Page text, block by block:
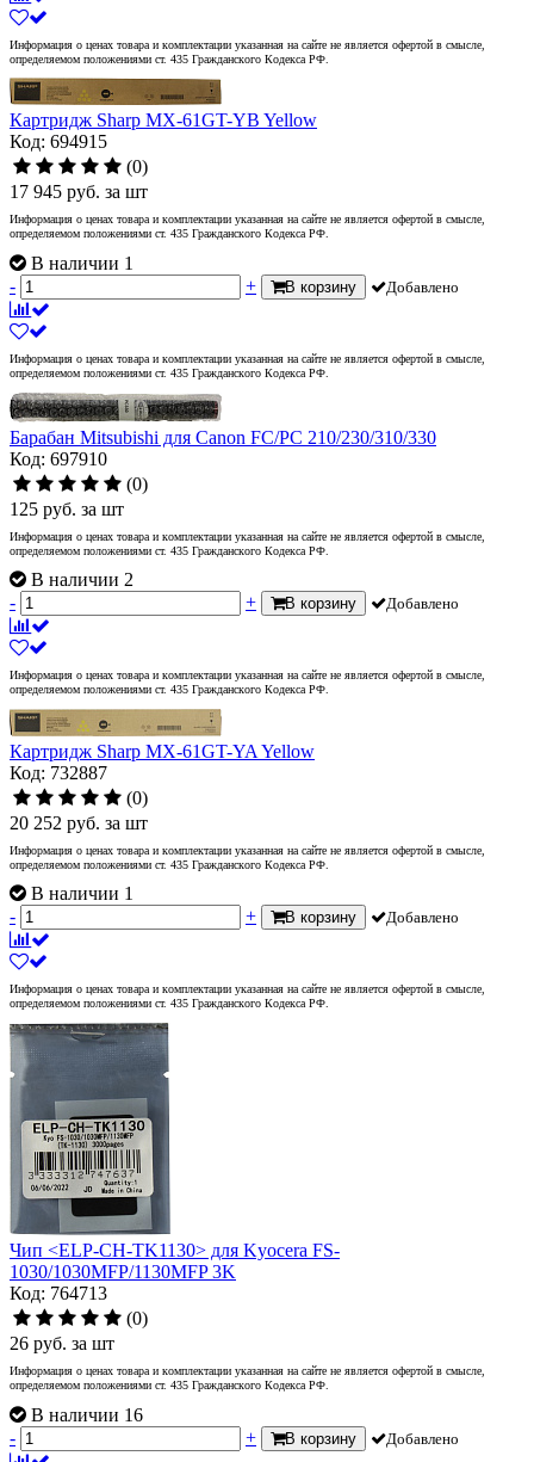
Информация о ценах товара и комплектации указанная на сайте не является офертой в смысле,
определяемом положениями ст. 435 Гражданского Кодекса РФ.
Картридж Sharp MX-61GT-YB Yellow
Код: 694915
(0)
17 945 руб. за шт
Информация о ценах товара и комплектации указанная на сайте не является офертой в смысле,
определяемом положениями ст. 435 Гражданского Кодекса РФ.
В наличии 1
-
+ В корзину Добавлено
Информация о ценах товара и комплектации указанная на сайте не является офертой в смысле,
определяемом положениями ст. 435 Гражданского Кодекса РФ.
Барабан Mitsubishi для Canon FC/PC 210/230/310/330
Код: 697910
(0)
125 руб. за шт
Информация о ценах товара и комплектации указанная на сайте не является офертой в смысле,
определяемом положениями ст. 435 Гражданского Кодекса РФ.
В наличии 2
-
+ В корзину Добавлено
Информация о ценах товара и комплектации указанная на сайте не является офертой в смысле,
определяемом положениями ст. 435 Гражданского Кодекса РФ.
Картридж Sharp MX-61GT-YA Yellow
Код: 732887
(0)
20 252 руб. за шт
Информация о ценах товара и комплектации указанная на сайте не является офертой в смысле,
определяемом положениями ст. 435 Гражданского Кодекса РФ.
В наличии 1
-
+ В корзину Добавлено
Информация о ценах товара и комплектации указанная на сайте не является офертой в смысле,
определяемом положениями ст. 435 Гражданского Кодекса РФ.
Чип <ELP-CH-TK1130> для Kyocera FS-
1030/1030MFP/1130MFP 3K
Код: 764713
(0)
26 руб. за шт
Информация о ценах товара и комплектации указанная на сайте не является офертой в смысле,
определяемом положениями ст. 435 Гражданского Кодекса РФ.
В наличии 16
-
+ В корзину Добавлено